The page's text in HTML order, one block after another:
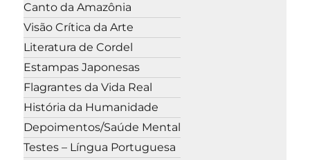
Canto da Amazônia
Visão Crítica da Arte
Literatura de Cordel
Estampas Japonesas
Flagrantes da Vida Real
História da Humanidade
Depoimentos/Saúde Mental
Testes – Língua Portuguesa